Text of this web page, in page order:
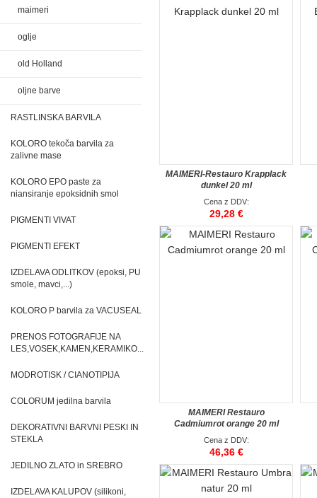
maimeri
oglje
old Holland
oljne barve
RASTLINSKA BARVILA
KOLORO tekoča barvila za
zalivne mase
KOLORO EPO paste za
niansiranje epoksidnih smol
PIGMENTI VIVAT
PIGMENTI EFEKT
IZDELAVA ODLITKOV (epoksi, PU
smole, mavci,...)
KOLORO P barvila za VACUSEAL
PRENOS FOTOGRAFIJE NA
LES,VOSEK,KAMEN,KERAMIKO...
MODROTISK / CIANOTIPIJA
COLORUM jedilna barvila
DEKORATIVNI BARVNI PESKI IN
STEKLA
JEDILNO ZLATO in SREBRO
IZDELAVA KALUPOV (silikoni,
MAIMERI-Restauro Krapplack
dunkel 20 ml
Cena z DDV:
29,28 €
MAIMERI Restauro
Cadmiumrot orange 20 ml
Cena z DDV:
46,36 €